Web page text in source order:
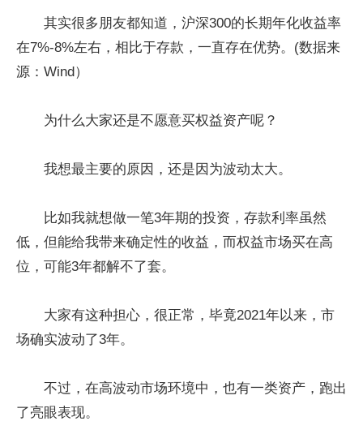
其实很多朋友都知道，沪深300的长期年化收益率
在7%-8%左右，相比于存款，一直存在优势。(数据来
源：Wind）
为什么大家还是不愿意买权益资产呢？
我想最主要的原因，还是因为波动太大。
比如我就想做一笔3年期的投资，存款利率虽然
低，但能给我带来确定性的收益，而权益市场买在高
位，可能3年都解不了套。
大家有这种担心，很正常，毕竟2021年以来，市
场确实波动了3年。
不过，在高波动市场环境中，也有一类资产，跑出
了亮眼表现。